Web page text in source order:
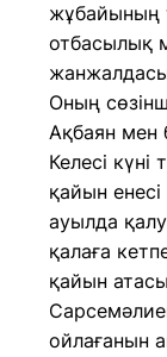
жұбайының
отбасылық
Оның
Ақбаян мен
Келесі
қайын
ауылда
қалаға
қайын
ойлағанын